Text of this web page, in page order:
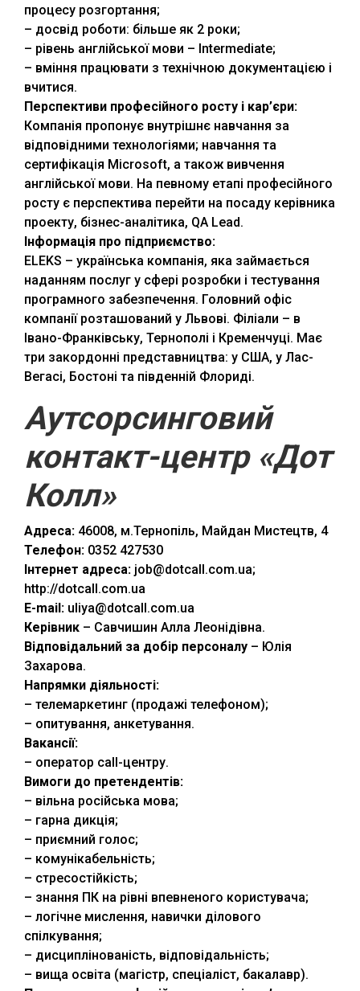
процесу розгортання;
– досвід роботи: більше як 2 роки;
– рівень англійської мови – Intermediate;
– вміння працювати з технічною документацією і
вчитися.
Перспективи професійного росту і кар’єри:
Компанія пропонує внутрішнє навчання за
відповідними технологіями; навчання та
сертифікація Microsoft, а також вивчення
англійської мови. На певному етапі професійного
росту є перспектива перейти на посаду керівника
проекту, бізнес-аналітика, QA Lead.
Інформація про підприємство:
ELEKS – українська компанія, яка займається
наданням послуг у сфері розробки і тестування
програмного забезпечення. Головний офіс
компанії розташований у Львові. Філіали – в
Івано-Франківську, Тернополі і Кременчуці. Має
три закордонні представництва: у США, у Лас-
Вегасі, Бостоні та південній Флориді.
Аутсорсинговий
контакт-центр «Дот
Колл»
Адреса: 46008, м.Тернопіль, Майдан Мистецтв, 4
Телефон: 0352 427530
Інтернет адреса: job@dotcall.com.ua;
http://dotcall.com.ua
E-mail: uliya@dotcall.com.ua
Керівник – Савчишин Алла Леонідівна.
Відповідальний за добір персоналу – Юлія
Захарова.
Напрямки діяльності:
– телемаркетинг (продажі телефоном);
– опитування, анкетування.
Вакансії:
– оператор call-центру.
Вимоги до претендентів:
– вільна російська мова;
– гарна дикція;
– приємний голос;
– комунікабельність;
– стресостійкість;
– знання ПК на рівні впевненого користувача;
– логічне мислення, навички ділового
спілкування;
– дисциплінованість, відповідальність;
– вища освіта (магістр, спеціаліст, бакалавр).
Відділ доуніверситетської підготовки, профорієнтації та
сприяння працевлаштуванню ТНТУ. Всі права захищено.